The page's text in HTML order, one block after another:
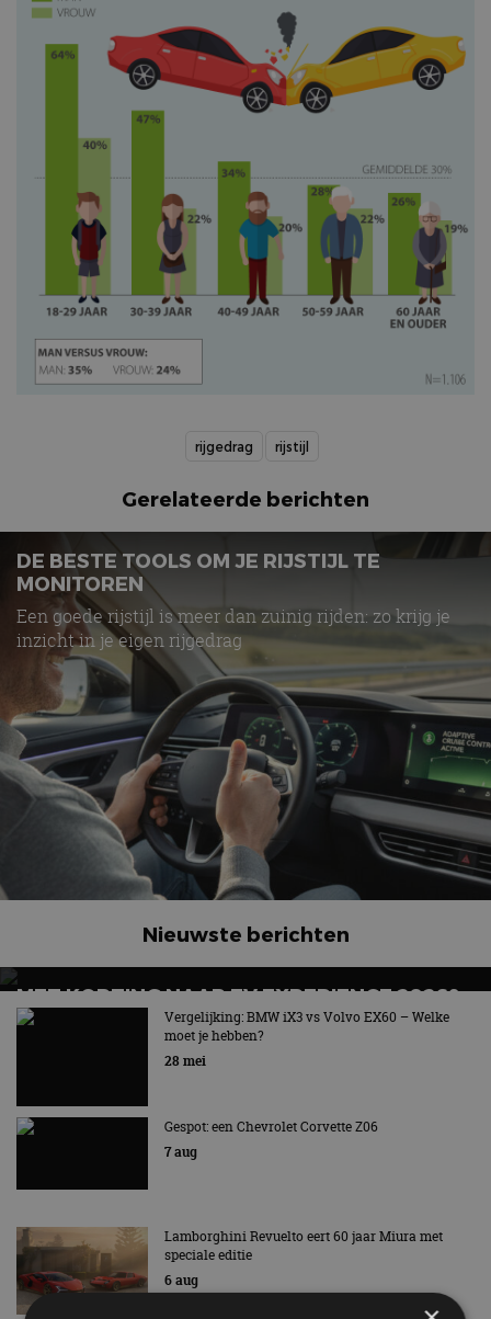
rijgedrag rijstijl
Gerelateerde berichten
DE BESTE TOOLS OM JE RIJSTIJL TE
MONITOREN
Een goede rijstijl is meer dan zuinig rijden: zo krijg je
inzicht in je eigen rijgedrag
Nieuwste berichten
MET KORTING NAAR EV EXPERIENCE 2026?
AUTORAI REGELT HET!
EV Experience 2026 van 24 tot 26 september
Vergelijking: BMW iX3 vs Volvo EX60 – Welke
moet je hebben?
28 mei
Gespot: een Chevrolet Corvette Z06
7 aug
Lamborghini Revuelto eert 60 jaar Miura met
speciale editie
6 aug